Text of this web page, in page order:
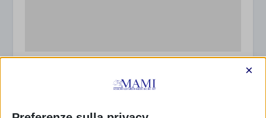
×